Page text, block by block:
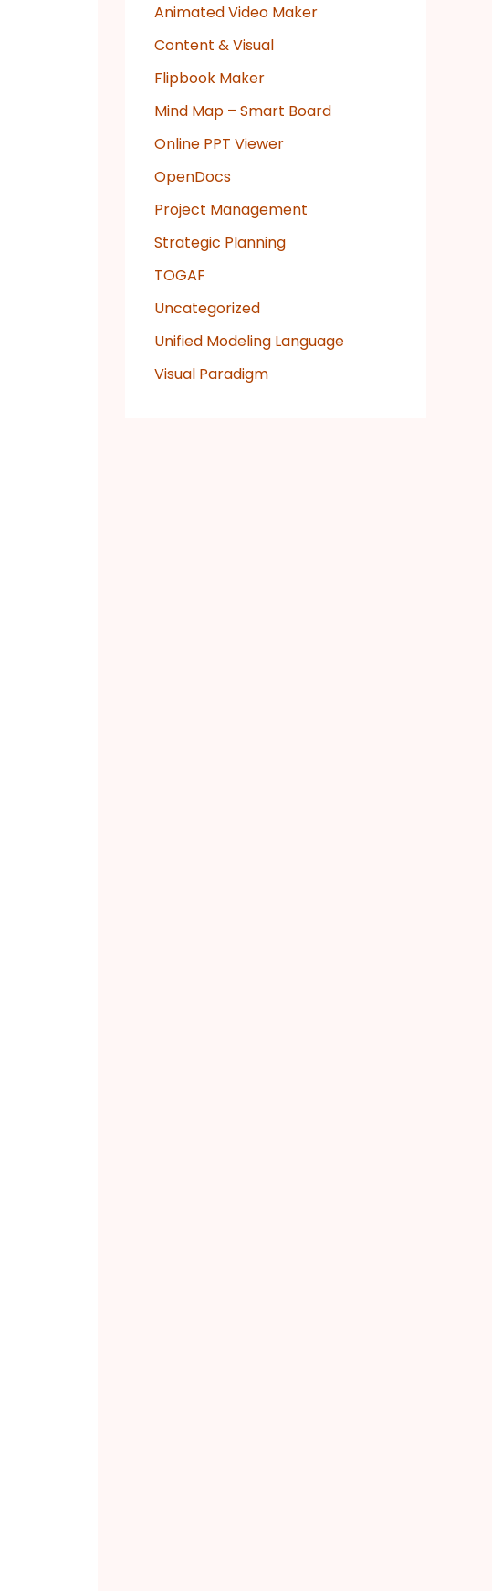
Animated Video Maker
Content & Visual
Flipbook Maker
Mind Map – Smart Board
Online PPT Viewer
OpenDocs
Project Management
Strategic Planning
TOGAF
Uncategorized
Unified Modeling Language
Visual Paradigm